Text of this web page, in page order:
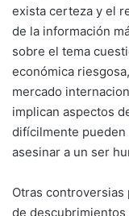
exista certeza y el
de la información
sobre el tema
económica
mercado
implican aspectos
difícilmente
asesinar a un ser
Otras
de